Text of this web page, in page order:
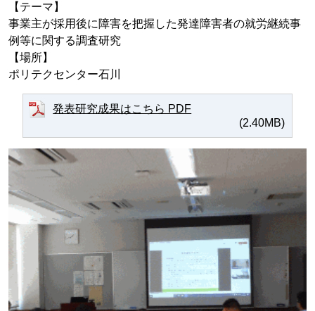
【テーマ】
事業主が採用後に障害を把握した発達障害者の就労継続事
例等に関する調査研究
【場所】
ポリテクセンター石川
発表研究成果はこちら PDF
(2.40MB)